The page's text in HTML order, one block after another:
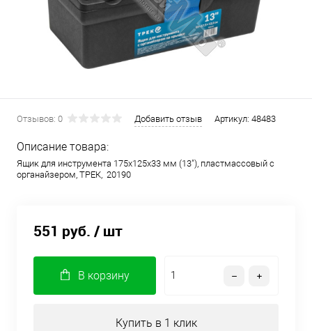
Отзывов: 0 Добавить отзыв Артикул: 48483
Описание товара:
Ящик для инструмента 175х125х33 мм (13"), пластмассовый с
органайзером, ТРЕК, 20190
551 руб. / шт
В корзину
Купить в 1 клик